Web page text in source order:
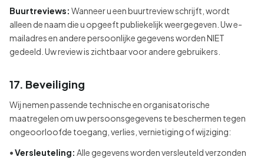
Buurtreviews: Wanneer u een buurtreview schrijft, wordt
alleen de naam die u opgeeft publiekelijk weergegeven. Uw e-
mailadres en andere persoonlijke gegevens worden NIET
gedeeld. Uw review is zichtbaar voor andere gebruikers.
17. Beveiliging
Wij nemen passende technische en organisatorische
maatregelen om uw persoonsgegevens te beschermen tegen
ongeoorloofde toegang, verlies, vernietiging of wijziging:
•Versleuteling: Alle gegevens worden versleuteld verzonden